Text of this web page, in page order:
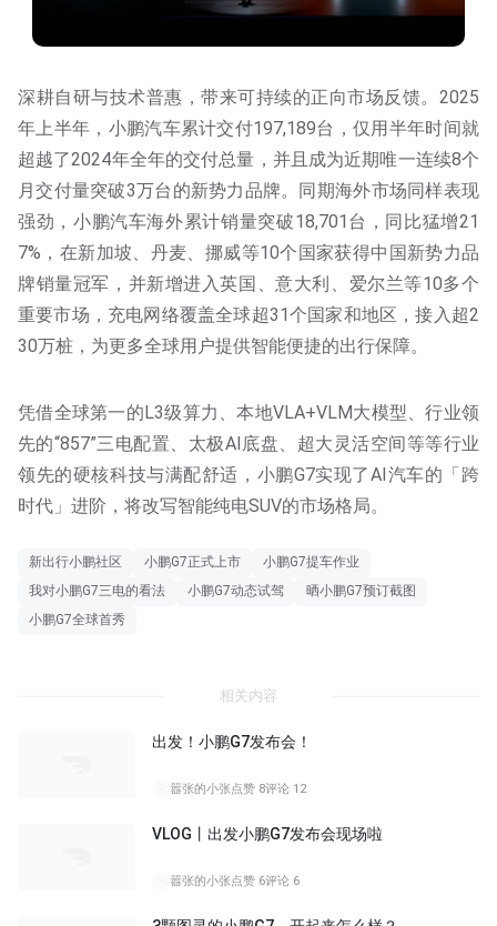
深耕自研与技术普惠，带来可持续的正向市场反馈。2025
年上半年，小鹏汽车累计交付197,189台，仅用半年时间就
超越了2024年全年的交付总量，并且成为近期唯一连续8个
月交付量突破3万台的新势力品牌。同期海外市场同样表现
强劲，小鹏汽车海外累计销量突破18,701台，同比猛增21
7%，在新加坡、丹麦、挪威等10个国家获得中国新势力品
牌销量冠军，并新增进入英国、意大利、爱尔兰等10多个
重要市场，充电网络覆盖全球超31个国家和地区，接入超2
30万桩，为更多全球用户提供智能便捷的出行保障。
凭借全球第一的L3级算力、本地VLA+VLM大模型、行业领
先的“857”三电配置、太极AI底盘、超大灵活空间等等行业
领先的硬核科技与满配舒适，小鹏G7实现了AI汽车的「跨
时代」进阶，将改写智能纯电SUV的市场格局。
新出行小鹏社区 小鹏G7正式上市
小鹏G7提车作业
我对小鹏G7三电的看法
小鹏G7动态试驾
晒小鹏G7预订截图
小鹏G7全球首秀
相关内容
出发！小鹏G7发布会！
嚣张的小张点赞 8评论 12
VLOG丨出发小鹏G7发布会现场啦
嚣张的小张点赞 6评论 6